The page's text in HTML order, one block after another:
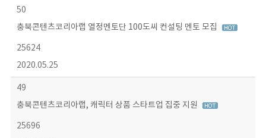
50
충북콘텐츠코리아랩 열정멘토단 100도씨 컨설팅 멘토 모집
25624
2020.05.25
49
충북콘텐츠코리아랩, 캐릭터 상품 스타트업 집중 지원
25696